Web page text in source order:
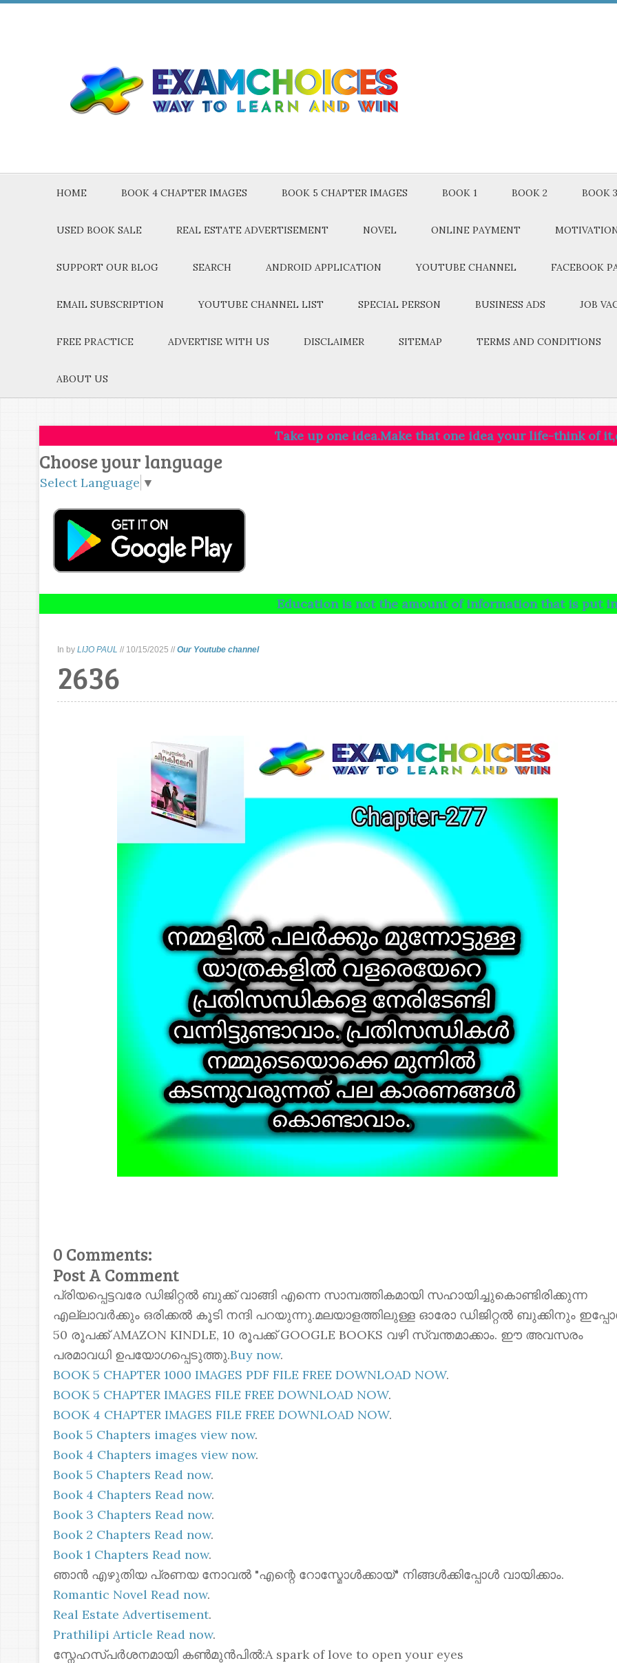
HOME BOOK 4 CHAPTER IMAGES BOOK 5 CHAPTER IMAGES BOOK 1 BOOK 2 BOOK 3
USED BOOK SALE REAL ESTATE ADVERTISEMENT NOVEL ONLINE PAYMENT
SUPPORT OUR BLOG SEARCH ANDROID APPLICATION YOUTUBE CHANNEL FACEBOOK
EMAIL SUBSCRIPTION YOUTUBE CHANNEL LIST SPECIAL PERSON BUSINESS ADS JOB
FREE PRACTICE ADVERTISE WITH US DISCLAIMER SITEMAP TERMS AND CONDITIONS
ABOUT US
Take up one idea.Make that one idea your life-think of it,dream
Choose your language
Select Language ▼
Education is not the amount of information that is put into your
In by LIJO PAUL // 10/15/2025 // Our Youtube channel
2636
0 Comments:
Post A Comment
പ്രിയപ്പെട്ടവരേ ഡിജിറ്റൽ ബുക്ക് വാങ്ങി എന്നെ സാമ്പത്തികമായി സഹായിച്ചുകൊണ്ടിരിക്കുന്ന
എല്ലാവർക്കും ഒരിക്കൽ കൂടി നന്ദി പറയുന്നു.മലയാളത്തിലുള്ള ഓരോ ഡിജിറ്റൽ ബുക്കിനും
50 രൂപക്ക് AMAZON KINDLE, 10 രൂപക്ക് GOOGLE BOOKS വഴി സ്വന്തമാക്കാം. ഈ അവസരം
പരമാവധി ഉപയോഗപ്പെടുത്തു.Buy now.
BOOK 5 CHAPTER 1000 IMAGES PDF FILE FREE DOWNLOAD NOW.
BOOK 5 CHAPTER IMAGES FILE FREE DOWNLOAD NOW.
BOOK 4 CHAPTER IMAGES FILE FREE DOWNLOAD NOW.
Book 5 Chapters images view now.
Book 4 Chapters images view now.
Book 5 Chapters Read now.
Book 4 Chapters Read now.
Book 3 Chapters Read now.
Book 2 Chapters Read now.
Book 1 Chapters Read now.
ഞാൻ എഴുതിയ പ്രണയ നോവൽ "എന്റെ റോസ്മോൾക്കായ്" നിങ്ങൾക്കിപ്പോൾ വായിക്കാം.
Romantic Novel Read now.
Real Estate Advertisement.
Prathilipi Article Read now.
സ്നേഹസ്പർശനമായി കൺമുൻപിൽ:A spark of love to open your eyes